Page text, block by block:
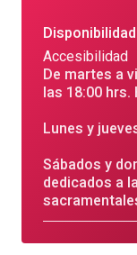
Disponibilidad
Accesibilidad
De martes a
las 18:00
Lunes y
Sábados y
dedicados a